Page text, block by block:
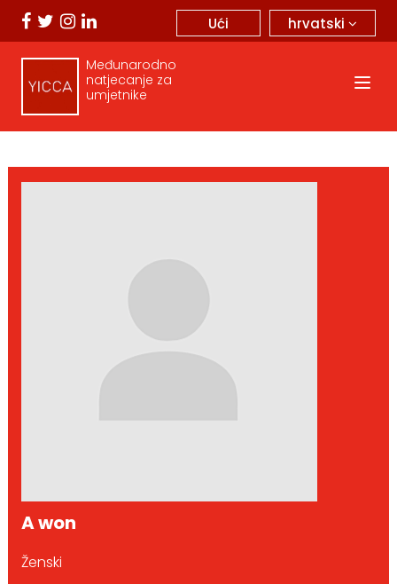
hrvatski
Ući
Međunarodno
natjecanje za
umjetnike
A won
Ženski